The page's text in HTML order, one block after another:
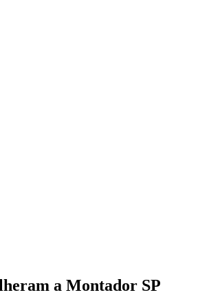
a Montador SP